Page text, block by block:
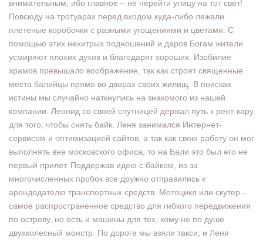
внимательным, ибо главное – не перейти улицу на тот свет!
Повсюду на тротуарах перед входом куда-либо лежали
плетеные коробочки с разными угощениями и цветами. С
помощью этих нехитрых подношений и даров Богам жители
усмиряют плохих духов и благодарят хороших. Изобилие
храмов превышало воображение, так как строят священные
места балийцы прямо во дворах своих жилищ. В поисках
истины мы случайно наткнулись на знакомого из нашей
компании. Леонид со своей спутницей держал путь к рент-кару
для того, чтобы снять байк. Леня занимался Интернет-
сервисом и оптимизацией сайтов, а так как свою работу он мог
выполнять вне московского офиса, то на Бали это был его не
первый прилет. Поддержав идею с байком, из-за
многочисленных пробок все дружно отправились к
арендодателю транспортных средств. Мотоцикл или скутер –
самое распространенное средство для гибкого передвижения
по острову, но есть и машины для тех, кому не по душе
двухколесный монстр. По дороге мы взяли такси, и Леня